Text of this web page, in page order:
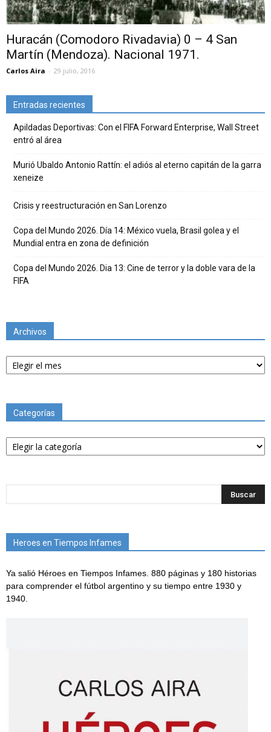
Huracán (Comodoro Rivadavia) 0 – 4 San
Martín (Mendoza). Nacional 1971.
Carlos Aira - 29 julio, 2016
Entradas recientes
Apildadas Deportivas: Con el FIFA Forward Enterprise, Wall Street
entró al área
Murió Ubaldo Antonio Rattín: el adiós al eterno capitán de la garra
xeneize
Crisis y reestructuración en San Lorenzo
Copa del Mundo 2026. Día 14: México vuela, Brasil golea y el
Mundial entra en zona de definición
Copa del Mundo 2026. Dia 13: Cine de terror y la doble vara de la
FIFA
Archivos
Archivos
Categorías
Categorías
Heroes en Tiempos Infames
Ya salió Héroes en Tiempos Infames. 880 páginas y 180 historias
para comprender el fútbol argentino y su tiempo entre 1930 y
1940.